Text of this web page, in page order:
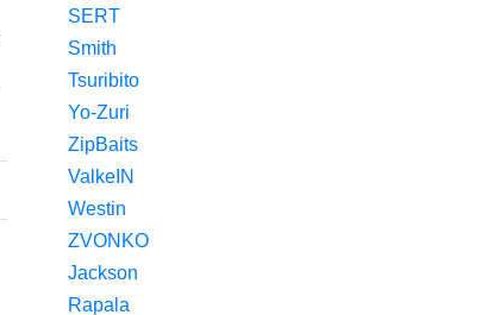
SERT
Smith
Tsuribito
Yo-Zuri
ZipBaits
ValkeIN
Westin
ZVONKO
Jackson
Rapala